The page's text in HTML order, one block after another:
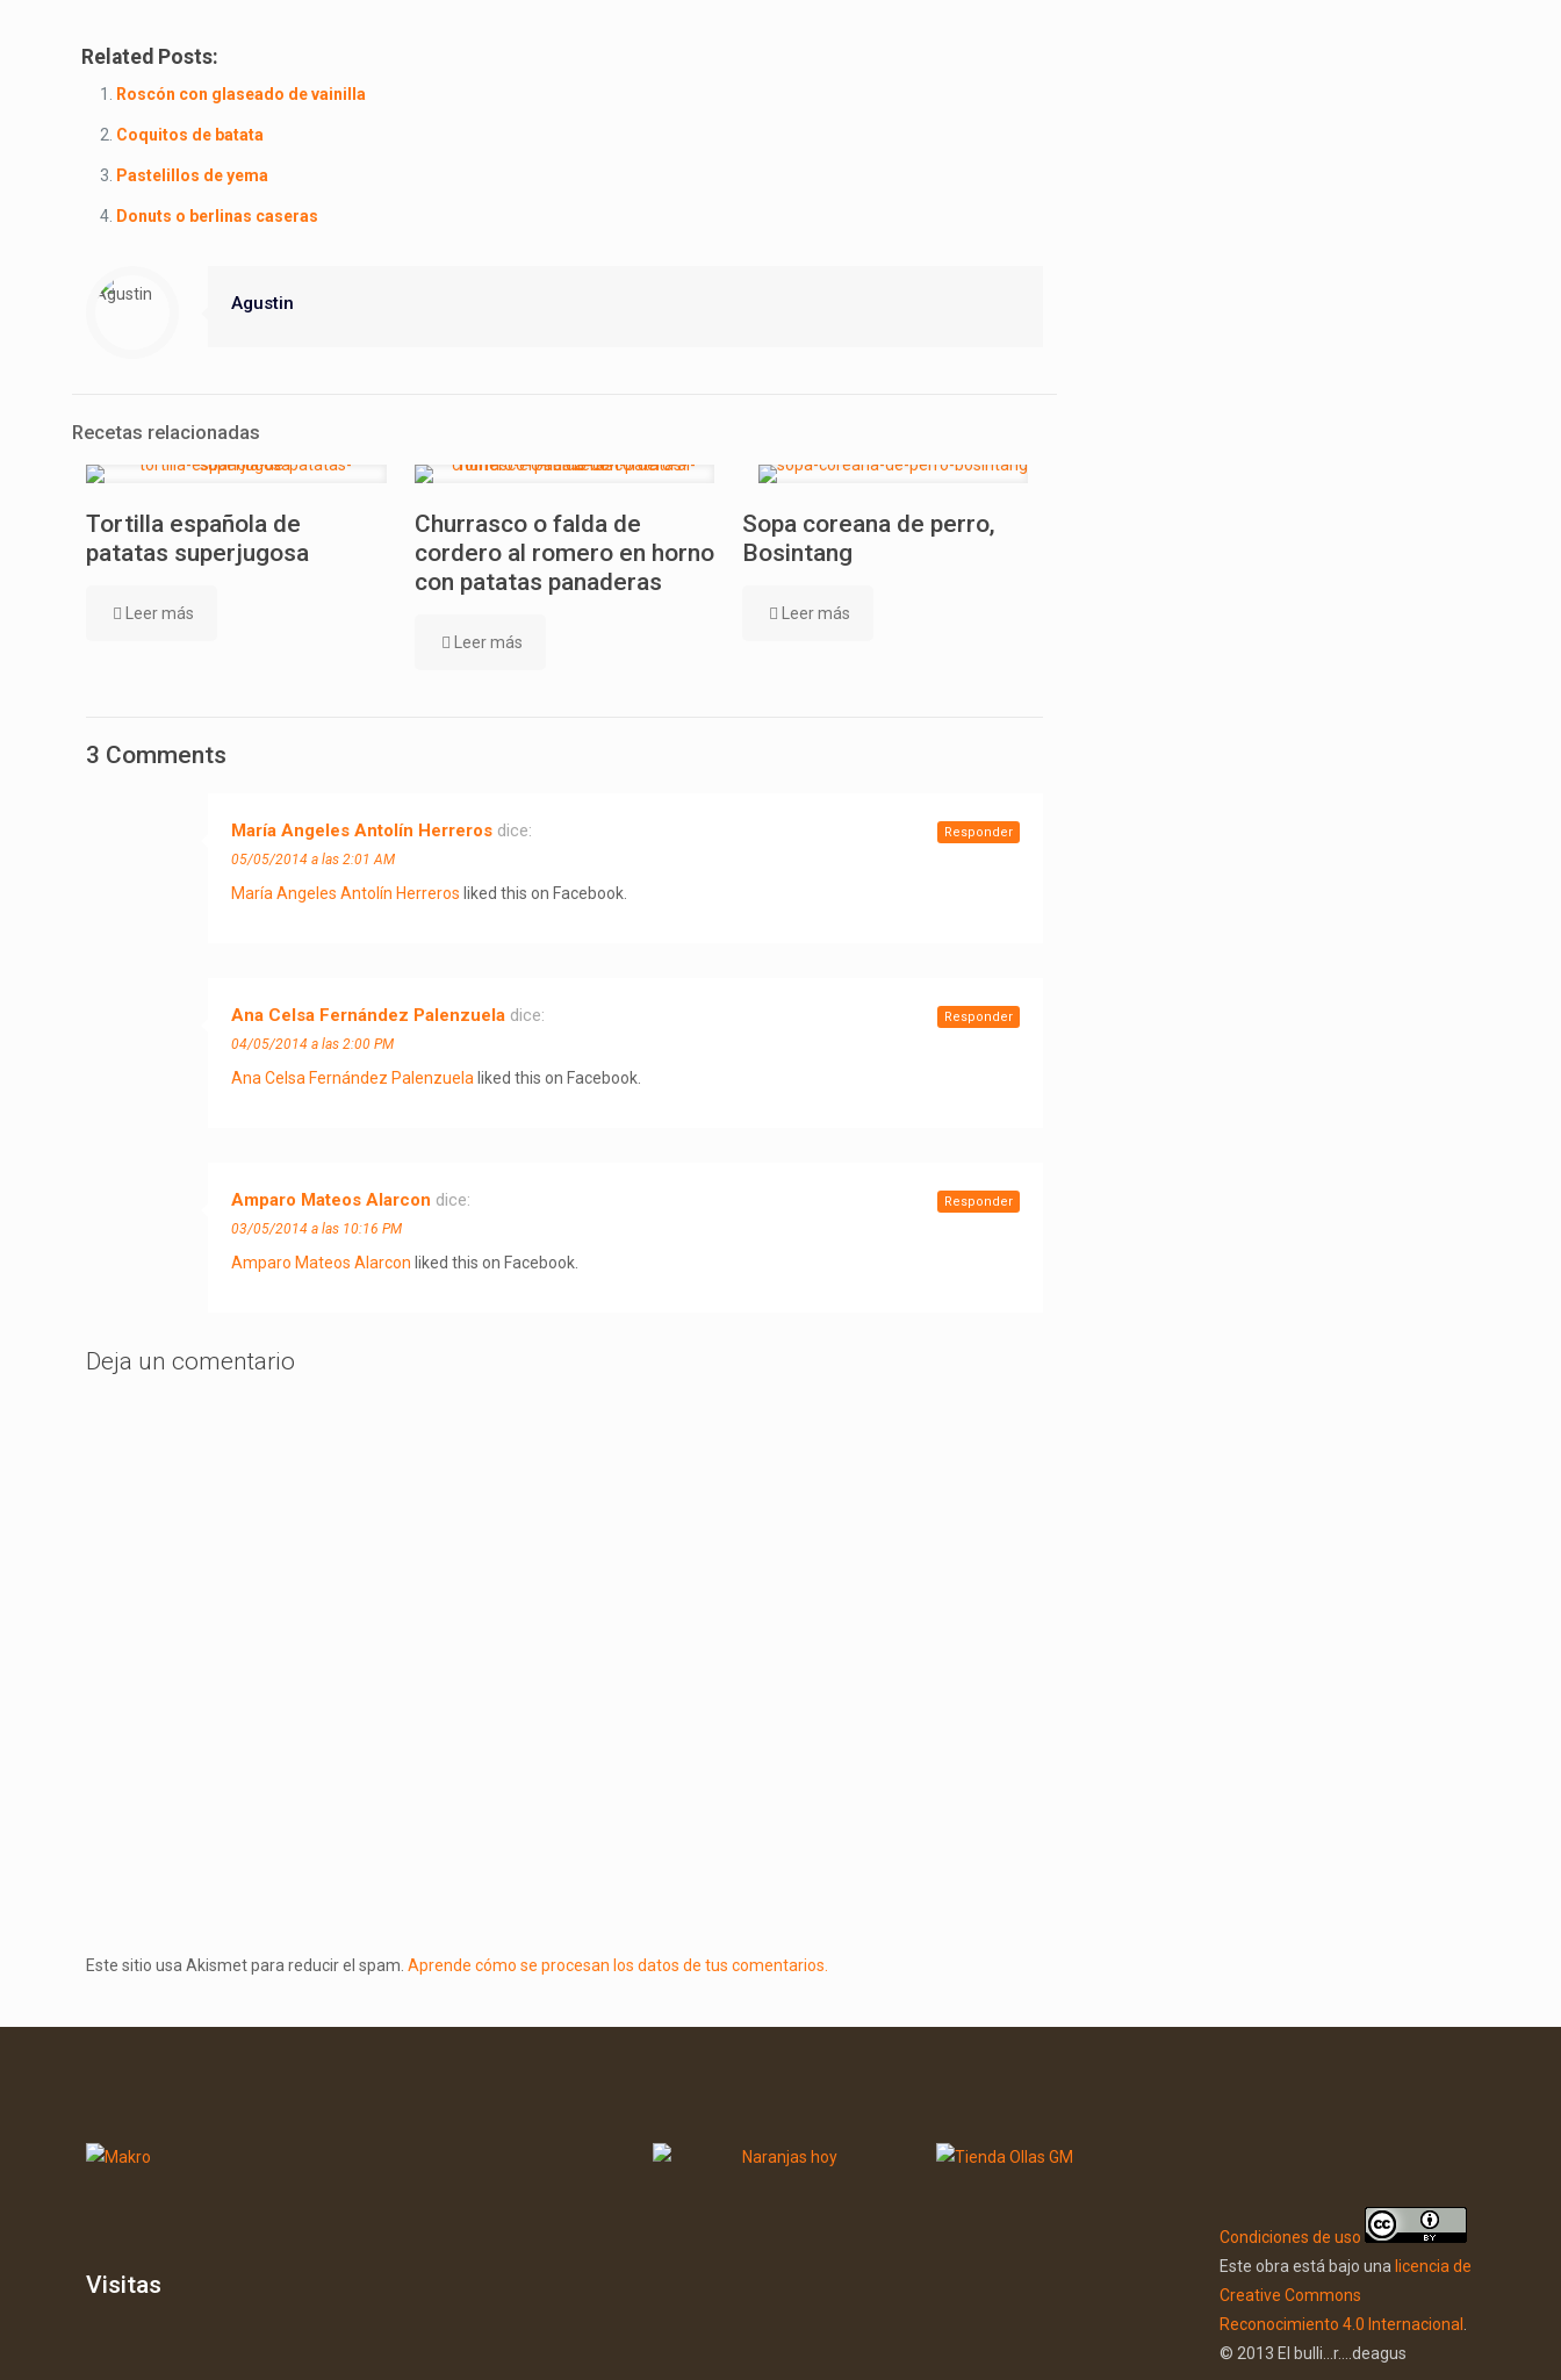
Related Posts:
Roscón con glaseado de vainilla
Coquitos de batata
Pastelillos de yema
Donuts o berlinas caseras
Agustin
Recetas relacionadas
Tortilla española de
patatas superjugosa
Leer más
Churrasco o falda de
cordero al romero en horno
con patatas panaderas
Leer más
Sopa coreana de perro,
Bosintang
Leer más
3 Comments
María Angeles Antolín Herreros dice:
05/05/2014 a las 2:01 AM
María Angeles Antolín Herreros liked this on Facebook.
Responder
Ana Celsa Fernández Palenzuela dice:
04/05/2014 a las 2:00 PM
Ana Celsa Fernández Palenzuela liked this on Facebook.
Responder
Amparo Mateos Alarcon dice:
03/05/2014 a las 10:16 PM
Amparo Mateos Alarcon liked this on Facebook.
Responder
Deja un comentario
Este sitio usa Akismet para reducir el spam. Aprende cómo se procesan los datos de tus comentarios.
Visitas
Condiciones de uso
Este obra está bajo una licencia de
Creative Commons
Reconocimiento 4.0 Internacional
© 2013 El bulli...r....deagus